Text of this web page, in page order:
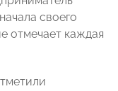
своего
отмечает каждая